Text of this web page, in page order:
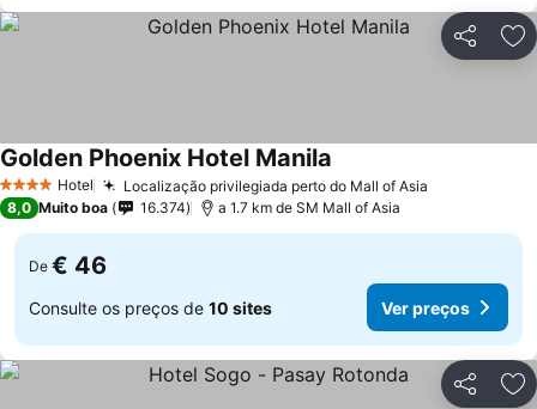
Partilhar
4 EstrelasHotel Localização privilegiada perto do Mall of Asia
Golden Phoenix Hotel Manila
8,0 Muito boa 16.374 a 1.7 km de SM Mall of Asia
De € 46
Consulte os preços de 10 sites Ver preços
Partilhar